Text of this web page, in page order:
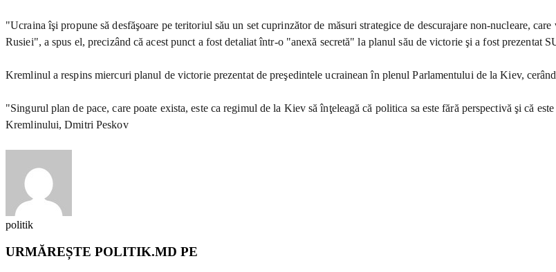
"Ucraina îşi propune să desfăşoare pe teritoriul său un set cuprinzător de măsuri strategice de descurajare non-nucleare,
Rusiei", a spus el, precizând că acest punct a fost detaliat într-o "anexă secretă" la planul său de victorie şi a fost
Kremlinul a respins miercuri planul de victorie prezentat de preşedintele ucrainean în plenul Parlamentului de la Kiev,
"Singurul plan de pace, care poate exista, este ca regimul de la Kiev să înţeleagă că politica sa este fără perspectivă şi că
Kremlinului, Dmitri Peskov
politik
URMĂREȘTE POLITIK.MD PE